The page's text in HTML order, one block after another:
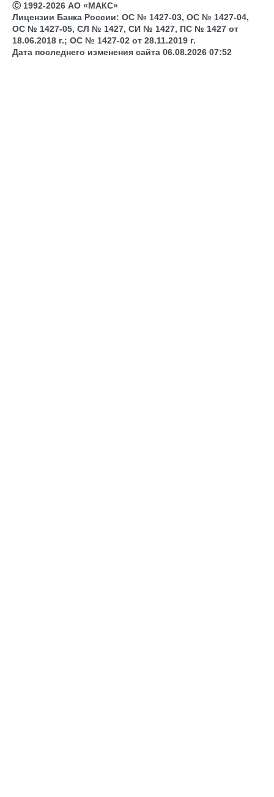
Ⓒ 1992-2026 АО «МАКС»
Лицензии Банка России: ОС № 1427-03, ОС № 1427-04,
ОС № 1427-05, СЛ № 1427, СИ № 1427, ПС № 1427 от
18.06.2018 г.; ОС № 1427-02 от 28.11.2019 г.
Дата последнего изменения сайта 06.08.2026 07:52